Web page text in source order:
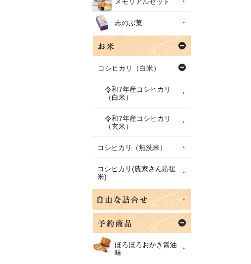
メモリアルセット
志のぶ菓
コシヒカリ（白米）
令和7年産コシヒカリ
（白米）
令和7年産コシヒカリ
（玄米）
コシヒカリ（無洗米）
コシヒカリ(農家さん応援
米)
ほろほろおかき醤油
味